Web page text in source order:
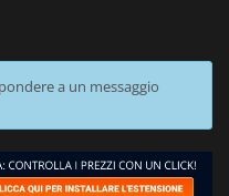
a un messaggio